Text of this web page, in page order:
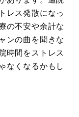
レス発散になっ
の不安や余計な
ンの曲を聞きな
時間をストレス
なくなるかもし